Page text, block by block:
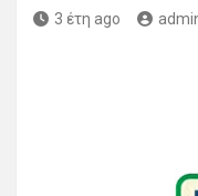
3 έτη ago